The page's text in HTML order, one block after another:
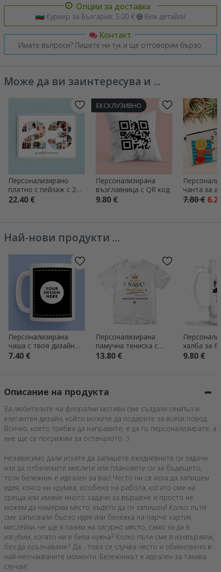
Опции за доставка
Куриер за България: 5.00 € Виж детайли
Контакт
Имате въпроси? Пишете ни тук и ще отговорим бързо.
Може да ви заинтересува и ...
Персонализирано
платно с пейзаж с 25
снимки, модел номер
22.40 €
ЕКСКЛУЗИВНО
Персонализирана
възглавница с QR код
9.80 €
чанта за
текст - На
7.80 €
Най-нови продукти ...
Персонализирана
чаша с твоя дизайн
от двете страни
7.40 €
Персонализирана
памучна тениска с
надпис – „Nasa
13.80 €
халба за
надпис –
9.80 €
Описание на продукта
За любителите на флорални мотиви сме създали семпъл и
елегантен дизайн, който можете да подарите за всеки повод.
Всичко, което трябва да направите, е да го персонализирате, а
ние ще се погрижим за останалото. :)
Независимо дали искате да запишете ежедневните си задачи
или да отбележите мислите или плановете си за бъдещето,
този бележник е идеален за вас! Често ни се иска да запишем
идея, която ни хрумва, особено на работа, когато сме на
среща или имаме много задачи за вършене и просто не
можем да намерим място, където да ги запишем! Колко пъти
сме записвали бързо идея или бележка на парче хартия,
мислейки, че ще я пазим на сигурно място, само за да я
изгубим, когато ни е била нужна? Колко пъти сме я изхвърляли,
без да осъзнаваме? Да... това се случва често и обикновено в
най-неочакваните моменти. Бележникът е идеален за такива
случаи!